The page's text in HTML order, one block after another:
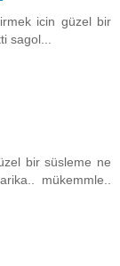
icin güzel bir
sagol...
bir süsleme ne
mükemmle..